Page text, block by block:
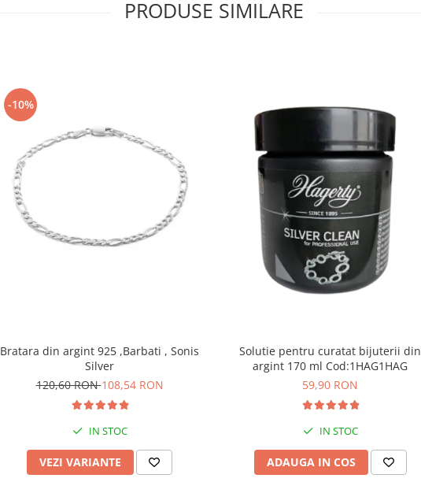
PRODUSE SIMILARE
-10%
Bratara din argint 925 ,Barbati , Sonis
Silver
120,60 RON108,54 RON
IN STOC
VEZI VARIANTE
Solutie pentru curatat bijuterii din
argint 170 ml Cod:1HAG1HAG
59,90 RON
IN STOC
ADAUGA IN COS